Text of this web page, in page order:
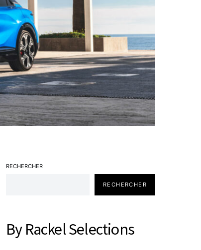
RECHERCHER
RECHERCHER
By Rackel Selections